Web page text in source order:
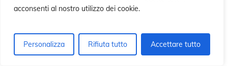
acconsenti al nostro utilizzo dei cookie.
Personalizza Rifiuta tutto Accettare tutto